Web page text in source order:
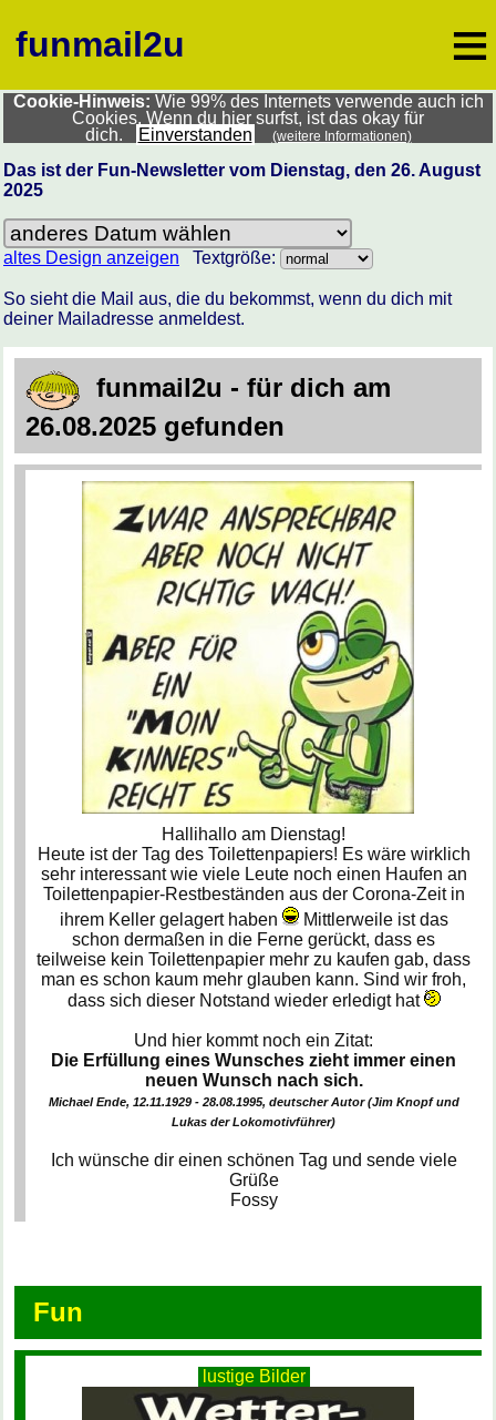
funmail2u ≡
Cookie-Hinweis: Wie 99% des Internets verwende auch ich
Cookies. Wenn du hier surfst, ist das okay für
dich.
Einverstanden (weitere Informationen)
Das ist der Fun-Newsletter vom Dienstag, den 26. August
2025
altes Design anzeigen Textgröße:
So sieht die Mail aus, die du bekommst, wenn du dich mit
deiner Mailadresse anmeldest.
funmail2u - für dich am
26.08.2025 gefunden
Hallihallo am Dienstag!
Heute ist der Tag des Toilettenpapiers! Es wäre wirklich
sehr interessant wie viele Leute noch einen Haufen an
Toilettenpapier-Restbeständen aus der Corona-Zeit in
ihrem Keller gelagert haben
Mittlerweile ist das
schon dermaßen in die Ferne gerückt, dass es
teilweise kein Toilettenpapier mehr zu kaufen gab, dass
man es schon kaum mehr glauben kann. Sind wir froh,
dass sich dieser Notstand wieder erledigt hat
Und hier kommt noch ein Zitat:
Die Erfüllung eines Wunsches zieht immer einen
neuen Wunsch nach sich.
Michael Ende, 12.11.1929 - 28.08.1995, deutscher Autor (Jim Knopf und
Lukas der Lokomotivführer)
Ich wünsche dir einen schönen Tag und sende viele
Grüße
Fossy
Fun
lustige Bilder